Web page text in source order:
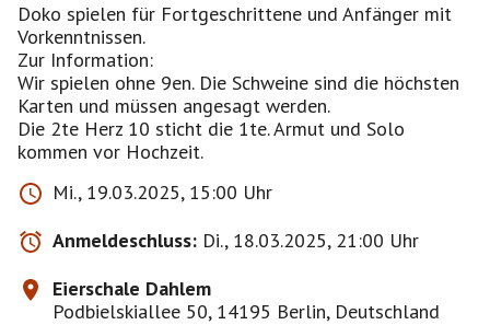
Doko spielen für Fortgeschrittene und Anfänger mit
Vorkenntnissen.
Zur Information:
Wir spielen ohne 9en. Die Schweine sind die höchsten
Karten und müssen angesagt werden.
Die 2te Herz 10 sticht die 1te. Armut und Solo
Mi., 19.03.2025, 15:00 Uhr
Anmeldeschluss: Di., 18.03.2025, 21:00 Uhr
Eierschale Dahlem
Podbielskiallee 50, 14195 Berlin, Deutschland